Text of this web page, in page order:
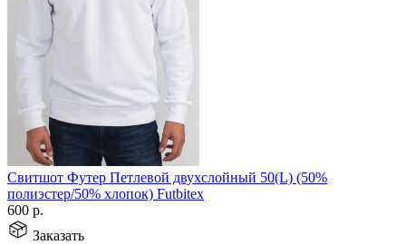
Свитшот Футер Петлевой двухслойный 50(L) (50%
полиэстер/50% хлопок) Futbitex
600 р.
Заказать